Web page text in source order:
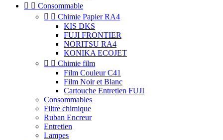
  Consommable
  Chimie Papier RA4
KIS DKS
FUJI FRONTIER
NORITSU RA4
KONIKA ECOJET
  Chimie film
Film Couleur C41
Film Noir et Blanc
Cartouche Entretien FUJI
Consommables
Filtre chimique
Ruban Encreur
Entretien
Lampes